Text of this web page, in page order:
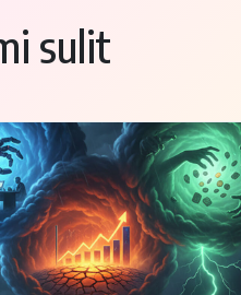
sulit